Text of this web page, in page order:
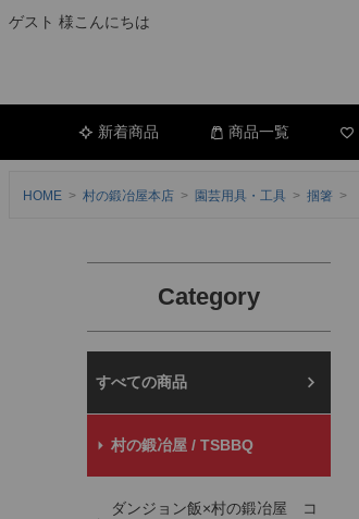
ゲスト 様こんにちは
新着商品 商品一覧
HOME 村の鍛冶屋本店 園芸用具・工具 掴箸
Category
村の鍛冶屋本店
村の鍛冶屋 / TSBBQ
ダンジョン飯×村の鍛冶屋 コ